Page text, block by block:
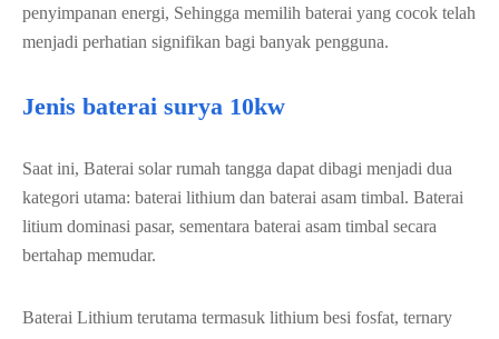
penyimpanan energi, Sehingga memilih baterai yang cocok telah
menjadi perhatian signifikan bagi banyak pengguna.
Jenis baterai surya 10kw
Saat ini, Baterai solar rumah tangga dapat dibagi menjadi dua
kategori utama: baterai lithium dan baterai asam timbal. Baterai
litium dominasi pasar, sementara baterai asam timbal secara
bertahap memudar.
Baterai Lithium terutama termasuk lithium besi fosfat, ternary